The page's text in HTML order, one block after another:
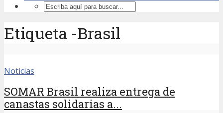
Etiqueta -Brasil
Noticias
SOMAR Brasil realiza entrega de
canastas solidarias a...